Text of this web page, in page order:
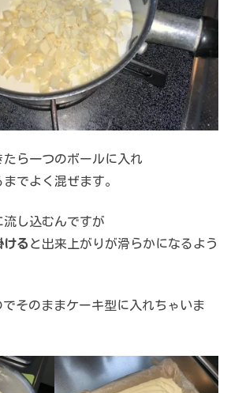
ら一つのボールに入れ
でよく混ぜます。
し込むんですが
ける と出来上がりが滑らかになるよう
そのままケーキ型に入れちゃいま